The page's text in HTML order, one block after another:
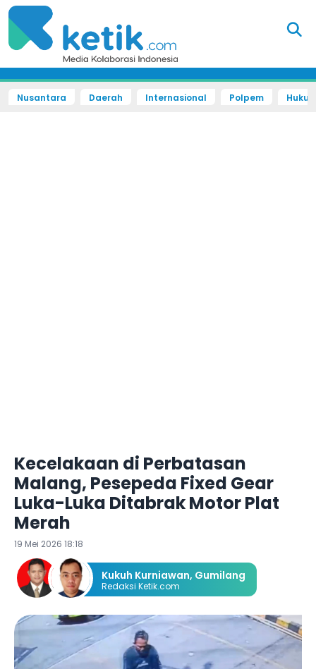
Nusantara Daerah Internasional Polpem
Kecelakaan di Perbatasan
Malang, Pesepeda Fixed Gear
Luka-Luka Ditabrak Motor Plat
Merah
19 Mei 2026 18:18
Kukuh Kurniawan, Gumilang
Redaksi Ketik.com